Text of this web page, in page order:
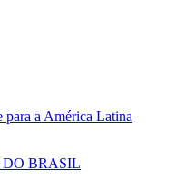
a América Latina
DO BRASIL